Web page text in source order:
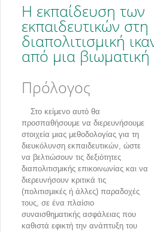
H εκπαίδευση των
εκπαιδευτικών στη
διαπολιτισμική
από μια
Πρόλογος
Στο κείμενο αυτό θα
προσπαθήσουμε να διερευνήσουμε
στοιχεία μιας μεθοδολογίας για τη
διευκόλυνση εκπαιδευτικών, ώστε
να βελτιώσουν τις δεξιότητες
διαπολιτισμικής επικοινωνίας και να
διερευνήσουν κριτικά τις
(πολιτισμικές ή άλλες) παραδοχές
τους, σε ένα πλαίσιο
συναισθηματικής ασφάλειας που
καθιστά εφικτή την ανάπτυξη του